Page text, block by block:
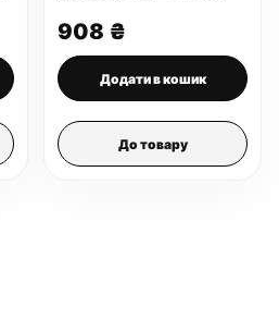
908 ₴
Додати в кошик
До товару